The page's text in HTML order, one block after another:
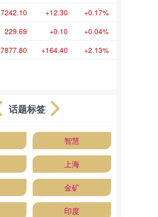
7242.10 +12.30 +0.17%
229.69 +0.10 +0.04%
7877.80 +164.40 +2.13%
话题标签
智慧
上海
金矿
印度